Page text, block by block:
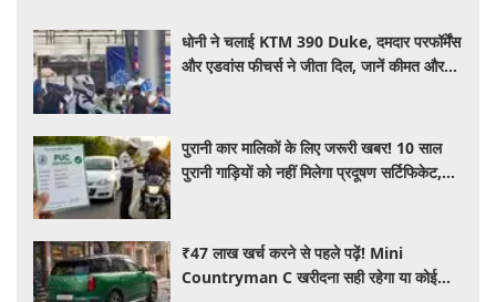
धोनी ने चलाई KTM 390 Duke, दमदार परफॉर्मेंस
और एडवांस फीचर्स ने जीता दिल, जानें कीमत और
पुरानी कार मालिकों के लिए जरूरी खबर! 10 साल
पुरानी गाड़ियों को नहीं मिलेगा प्रदूषण सर्टिफिकेट,
₹47 लाख खर्च करने से पहले पढ़ें! Mini
Countryman C खरीदना सही रहेगा या कोई